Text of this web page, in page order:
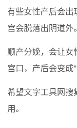
有些女性产后会出
宫会脱落出阴道外。
顺产分娩，会让女
宫口，产后会变成
希望文字工具网搜
用。